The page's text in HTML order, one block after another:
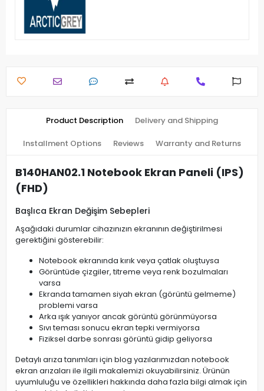
Product Description Delivery and Shipping
Installment Options Reviews Warranty and Returns
B140HAN02.1 Notebook Ekran Paneli (IPS)
(FHD)
Başlıca Ekran Değişim Sebepleri
Aşağıdaki durumlar cihazınızın ekranının değiştirilmesi
gerektiğini gösterebilir:
Notebook ekranında kırık veya çatlak oluştuysa
Görüntüde çizgiler, titreme veya renk bozulmaları
varsa
Ekranda tamamen siyah ekran (görüntü gelmeme)
problemi varsa
Arka ışık yanıyor ancak görüntü görünmüyorsa
Sıvı teması sonucu ekran tepki vermiyorsa
Fiziksel darbe sonrası görüntü gidip geliyorsa
Detaylı arıza tanımları için blog yazılarımızdan notebook
ekran arızaları ile ilgili makalemizi okuyabilirsiniz. Ürünün
uyumluluğu ve özellikleri hakkında daha fazla bilgi almak için